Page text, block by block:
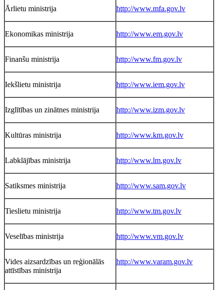
Ārlietu ministrija http://www.mfa.gov.lv
Ekonomikas ministrija http://www.em.gov.lv
Finanšu ministrija http://www.fm.gov.lv
Iekšlietu ministrija http://www.iem.gov.lv
Izglītības un zinātnes ministrija http://www.izm.gov.lv
Kultūras ministrija http://www.km.gov.lv
Labklājības ministrija http://www.lm.gov.lv
Satiksmes ministrija http://www.sam.gov.lv
Tieslietu ministrija http://www.tm.gov.lv
Veselības ministrija http://www.vm.gov.lv
Vides aizsardzības un reģionālās
attīstības ministrija
http://www.varam.gov.lv